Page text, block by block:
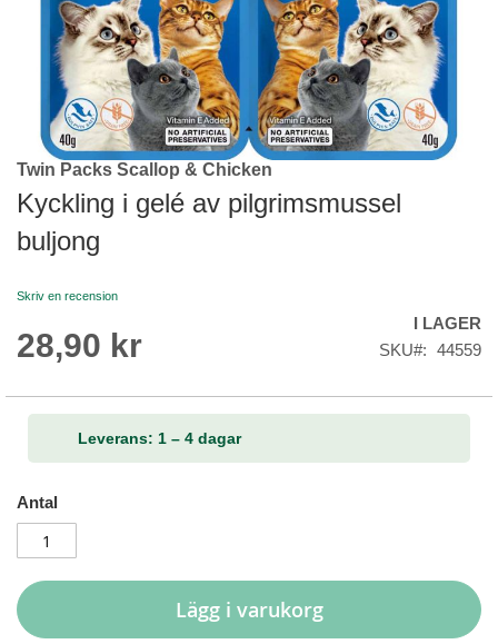
Skip
to
the
beginning
the
gallery
Twin Packs Scallop & Chicken
Kyckling i gelé av pilgrimsmussel
buljong
Skriv en recension
28,90 kr
I LAGER
SKU
44559
Leverans: 1 – 4 dagar
Antal
Lägg i varukorg